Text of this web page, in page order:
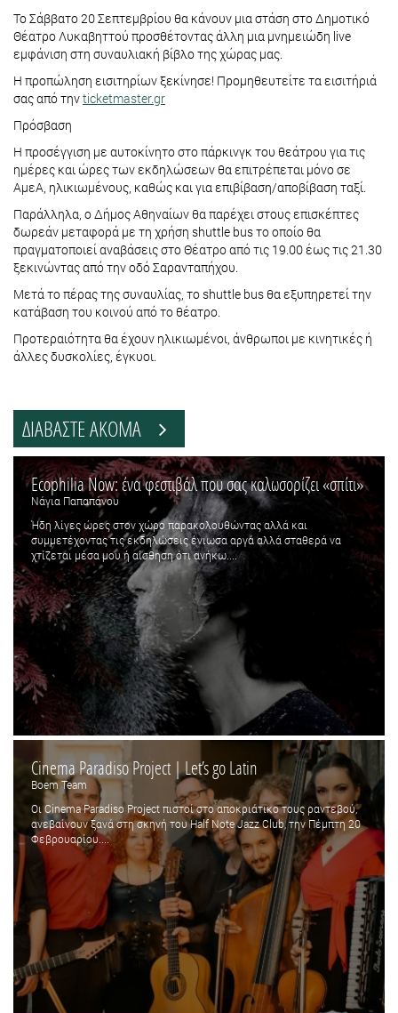
To Σάββατο 20 Σεπτεμβρίου θα κάνουν μια στάση στο Δημοτικό
Θέατρο Λυκαβηττού προσθέτοντας άλλη μια μνημειώδη live
εμφάνιση στη συναυλιακή βίβλο της χώρας μας.
Η προπώληση εισιτηρίων ξεκίνησε! Προμηθευτείτε τα εισιτήριά
σας από τηνticketmaster.gr
Πρόσβαση
Η προσέγγιση με αυτοκίνητο στο πάρκινγκ του θεάτρου για τις
ημέρες και ώρες των εκδηλώσεων θα επιτρέπεται μόνο σε
ΑμεΑ, ηλικιωμένους, καθώς και για επιβίβαση/αποβίβαση ταξί.
Παράλληλα, ο Δήμος Αθηναίων θα παρέχει στους επισκέπτες
δωρεάν μεταφορά με τη χρήση shuttle bus το οποίο θα
πραγματοποιεί αναβάσεις στο Θέατρο από τις 19.00 έως τις 21.30
ξεκινώντας από την οδό Σαρανταπήχου.
Μετά το πέρας της συναυλίας, τo shuttle bus θα εξυπηρετεί την
κατάβαση του κοινού από το θέατρο.
Προτεραιότητα θα έχουν ηλικιωμένοι, άνθρωποι με κινητικές ή
άλλες δυσκολίες, έγκυοι.
ΔΙΑΒΑΣΤΕ ΑΚΟΜΑ
Ecophilia Now: ένα φεστιβάλ που σας καλωσορίζει «σπίτι»
Νάγια Παπαπάνου
Ήδη λίγες ώρες στον χώρο παρακολουθώντας αλλά και
συμμετέχοντας τις εκδηλώσεις ένιωσα αργά αλλά σταθερά να
χτίζεται μέσα μου ή αίσθηση ότι ανήκω....
Cinema Paradiso Project | Let’s go Latin
Boem Team
Οι Cinema Paradiso Project πιστοί στο αποκριάτικο τους ραντεβού,
ανεβαίνουν ξανά στη σκηνή του Half Note Jazz Club, την Πέμπτη 20
Φεβρουαρίου....